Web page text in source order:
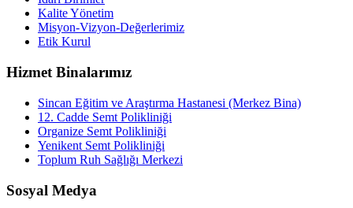
Kalite Yönetim
Misyon-Vizyon-Değerlerimiz
Etik Kurul
Hizmet Binalarımız
Sincan Eğitim ve Araştırma Hastanesi (Merkez Bina)
12. Cadde Semt Polikliniği
Organize Semt Polikliniği
Yenikent Semt Polikliniği
Toplum Ruh Sağlığı Merkezi
Sosyal Medya